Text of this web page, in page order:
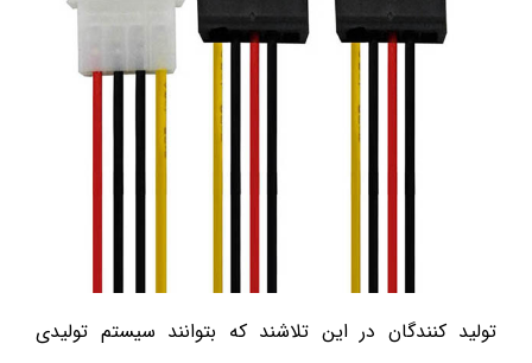
تولید کنندگان در این تلاشند که بتوانند سیستم تولیدی